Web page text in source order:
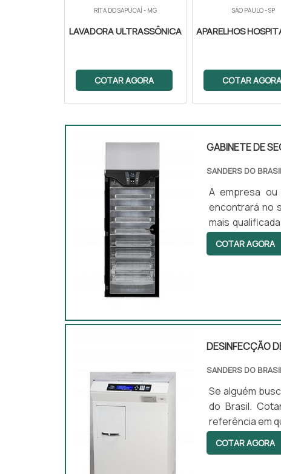
RITA DO SAPUCAÍ - MG
LAVADORA ULTRASSÔNICA
COTAR AGORA
SÃO PAULO - SP
APARELHOS
COTAR AGORA
GABINETE DE
SANDERS DO
A empresa
encontrará no
mais
secadoras de
com produtos
COTAR AGORA
DESINFECÇÃO
SANDERS DO
Se alguém
do Brasil.
referência em
Sanders do
COTAR AGORA